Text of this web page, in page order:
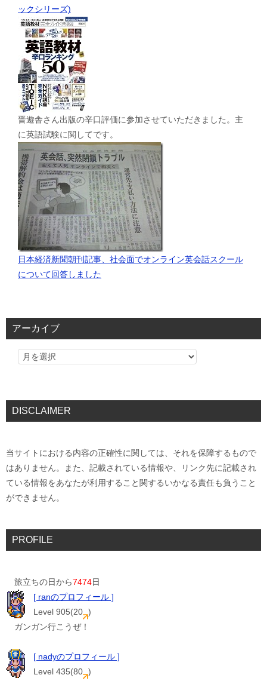
ックシリーズ)
晋遊舎さん出版の辛口評価に参加させていただきました。主
に英語試験に関してです。
日本経済新聞朝刊記事、社会面でオンライン英会話スクール
について回答しました
アーカイブ
DISCLAIMER
当サイトにおける内容の正確性に関しては、それを保障するもので
はありません。また、記載されている情報や、リンク先に記載され
ている情報をあなたが利用すること関するいかなる責任も負うこと
ができません。
PROFILE
旅立ちの日から7474日
[ ranのプロフィール ]
Level 905(20 )
ガンガン行こうぜ！
[ nadyのプロフィール ]
Level 435(80 )